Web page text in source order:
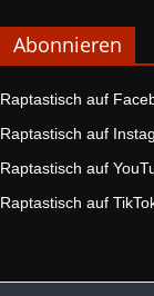
Abonnieren
Raptastisch auf
Raptastisch auf
Raptastisch auf
Raptastisch auf